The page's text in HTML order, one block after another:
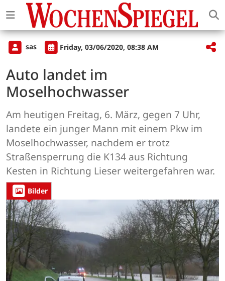
sas Friday, 03/06/2020, 08:38 AM
Auto landet im
Moselhochwasser
Am heutigen Freitag, 6. März, gegen 7 Uhr,
landete ein junger Mann mit einem Pkw im
Moselhochwasser, nachdem er trotz
Straßensperrung die K134 aus Richtung
Kesten in Richtung Lieser weitergefahren war.
Bilder